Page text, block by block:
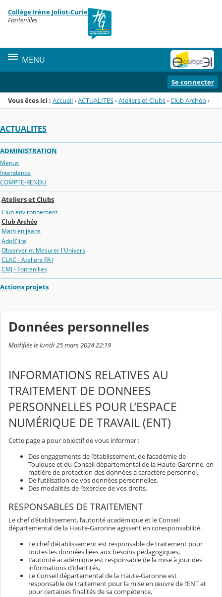
Menu de la rubrique
Contenu
Collège Irène Joliot-Curie
Fontenilles
MENU
Se connecter
Vous êtes ici : Accueil›ACTUALITES›Ateliers et Clubs›Club Archéo ›
ACTUALITES
ADMINISTRATION
Menus
Intendance
COMPTE-RENDU
Ateliers et Clubs
Club environnement
Club Archéo
Math en jeans
AdoR'lire
Observer et Mesurer l'Univers
CLAC - Ateliers PAJ
CMJ - Fontenilles
Actions projets
Données personnelles
Modifiée le lundi 25 mars 2024 22:19
INFORMATIONS RELATIVES AU
TRAITEMENT DE DONNEES
PERSONNELLES POUR L’ESPACE
NUMÉRIQUE DE TRAVAIL (ENT)
Cette page a pour objectif de vous informer :
Des engagements de l’établissement, de l’académie de
Toulouse et du Conseil départemental de la Haute-Garonne, en
matière de protection des données à caractère personnel,
De l’utilisation de vos données personnelles,
Des modalités de l’exercice de vos droits.
RESPONSABLES DE TRAITEMENT
Le chef d’établissement, l’autorité académique et le Conseil
départemental de la Haute-Garonne agissent en coresponsabilité.
Le chef d’établissement est responsable de traitement pour
toutes les données liées aux besoins pédagogiques,
L’autorité académique est responsable de la mise à jour des
informations d’identités,
Le Conseil départemental de la Haute-Garonne est
responsable de traitement pour la mise en œuvre de l’ENT et
pour certaines finalités de sa compétence,